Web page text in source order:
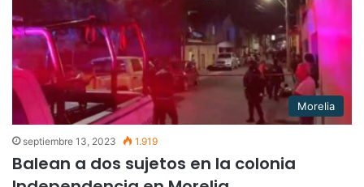
Morelia
septiembre 13, 2023 1.919
Balean a dos sujetos en la colonia